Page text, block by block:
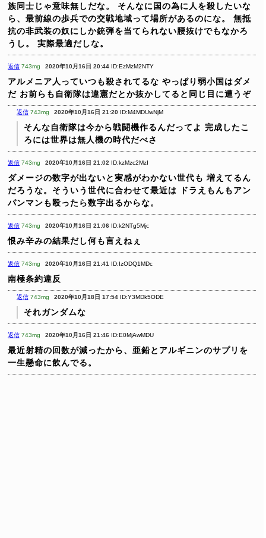
族同士じゃ意味無しだな。
そんなに国の為に人を殺したいな
ら、最前線の歩兵での交戦地域って場所があるのにな。
無抵
抗の非武装の奴にしか銃弾を当てられない腰抜けでもなかろ
うし。
実際最適だしな。
返信 743mg 2020年10月16日 20:44 ID:EzMzM2NTY
アルメニア人っていつも殺されてるな やっぱり弱小国はダメ
だ お前らも自衛隊は違憲だとか抜かしてると同じ目に遭うぞ
返信 743mg 2020年10月16日 21:20 ID:M4MDUwNjM
そんな自衛隊は今から戦闘機作るんだってよ 完成したこ
ろには世界は無人機の時代だべさ
返信 743mg 2020年10月16日 21:02 ID:kzMzc2MzI
ダメージの数字が出ないと実感がわかない世代も 増えてるん
だろうな。そういう世代に合わせて最近は ドラえもんもアン
パンマンも殴ったら数字出るからな。
返信 743mg 2020年10月16日 21:06 ID:k2NTg5Mjc
恨み辛みの結果だし何も言えねぇ
返信 743mg 2020年10月16日 21:41 ID:IzODQ1MDc
南極条約違反
返信 743mg 2020年10月18日 17:54 ID:Y3MDk5ODE
それガンダムな
返信 743mg 2020年10月16日 21:46 ID:E0MjAwMDU
最近射精の回数が減ったから、亜鉛とアルギニンのサプリを
一生懸命に飲んでる。